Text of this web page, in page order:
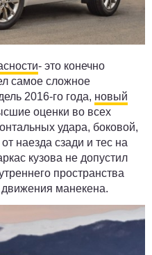
- это конечно
самое сложное
2016-го года, новый
оценки во всех
удара, боковой,
наезда сзади и тес на
кузова не допустил
пространства
манекена.